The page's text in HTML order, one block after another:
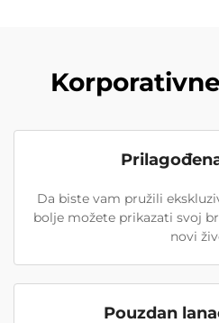
Da biste vam pružili
bolje možete prikazati svoj
novi
Pouzdan